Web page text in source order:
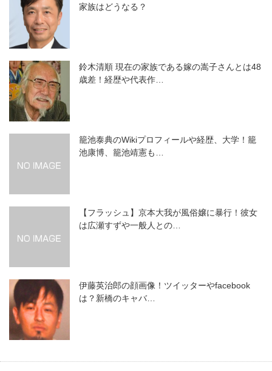
家族はどうなる？
鈴木清順 現在の家族である嫁の嵩子さんとは48
歳差！経歴や代表作…
籠池泰典のWikiプロフィールや経歴、大学！籠
池康博、籠池靖憲も…
【フラッシュ】京本大我が風俗嬢に暴行！彼女
は広瀬すずや一般人との…
伊藤英治郎の顔画像！ツイッターやfacebook
は？新橋のキャバ…